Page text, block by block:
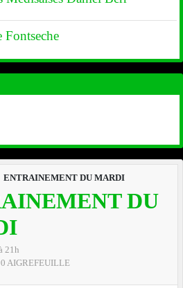
ENTRAINEMENT DU MARDI
DU
21h
AIGREFEUILLE
Fontseche